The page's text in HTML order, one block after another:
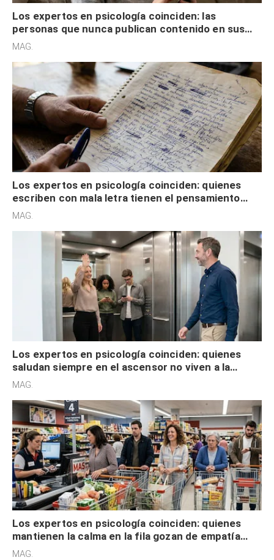
Los expertos en psicología coinciden: las
personas que nunca publican contenido en sus
redes sociales no pretenden buscar validación
MAG.
Los expertos en psicología coinciden: quienes
escriben con mala letra tienen el pensamiento
acelerado y no lo hacen por desinterés
MAG.
Los expertos en psicología coinciden: quienes
saludan siempre en el ascensor no viven a la
defensiva y tienen apertura social
MAG.
Los expertos en psicología coinciden: quienes
mantienen la calma en la fila gozan de empatía
cognitiva, gratitud y no solo tienen autocontrol
MAG.